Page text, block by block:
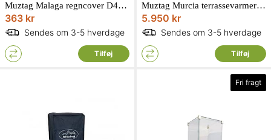
Muztag Malaga regncover D44 x H140 x L44 cm
363 kr
Sendes om 3-5 hverdage
Tilføj
Muztag Murcia terrassevarmer i sort til gas D42,8 x H139 x L42,8 cm
5.950 kr
Sendes om 3-5 hverdage
Tilføj
Fri fragt